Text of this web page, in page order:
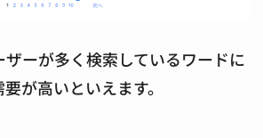
ザーが多く検索しているワードに
が高いといえます。